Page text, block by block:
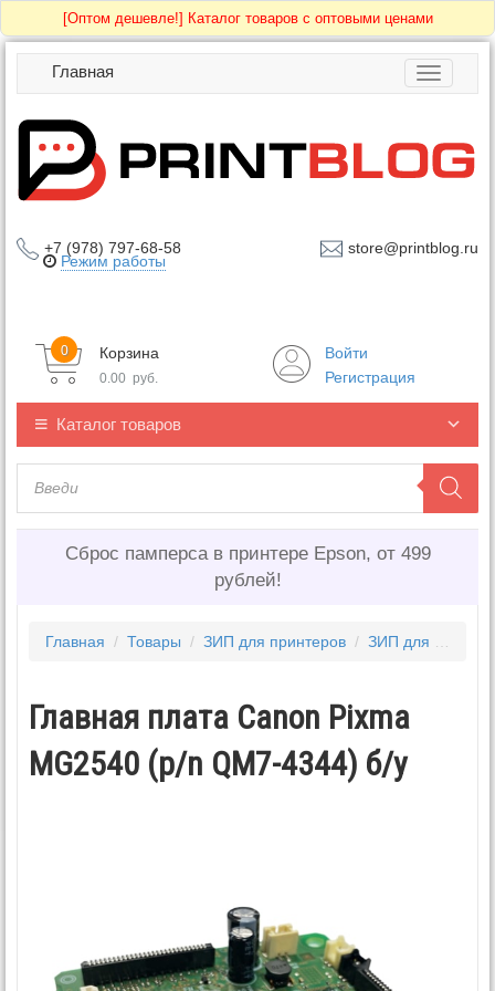
[Оптом дешевле!] Каталог товаров с оптовыми ценами
Toggle
Главная
+7 (978) 797-68-58 store@printblog.ru
Режим работы
Корзина
0
0.00 руб.
Войти
Регистрация
Каталог товаров
Сброс памперса в принтере Epson, от 499
рублей!
Главная / Товары / ЗИП для принтеров / ЗИП для CANON
Главная плата Canon Pixma
MG2540 (p/n QM7-4344) б/у